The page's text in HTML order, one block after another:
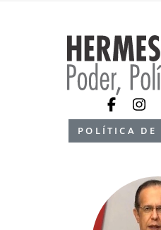
POLÍTICA DE